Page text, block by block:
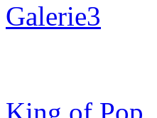
Galerie3